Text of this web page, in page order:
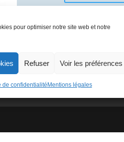
pour optimiser notre site web et notre
Refuser Voir les préférences
de confidentialité Mentions légales
de
10-
4991
Catégorie :France 1984